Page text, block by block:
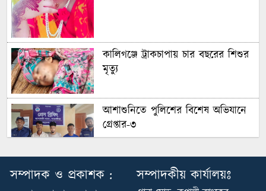
কালিগঞ্জে ট্রাকচাপায় চার বছরের শিশুর
মৃত্যু
আশাশুনিতে পুলিশের বিশেষ অভিযানে
গ্রেপ্তার-৩
আশাশুনিতে পুলিশের বিশেষ অভিযানে
সম্পাদক ও প্রকাশক :
সম্পাদকীয় কার্যালয়ঃ